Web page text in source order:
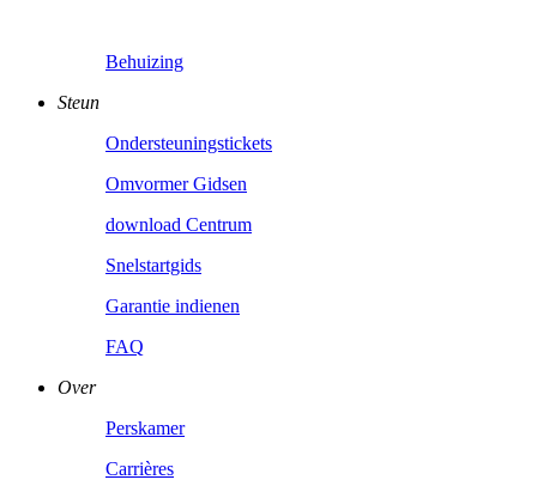
Behuizing
Steun
Ondersteuningstickets
Omvormer Gidsen
download Centrum
Snelstartgids
Garantie indienen
FAQ
Over
Perskamer
Carrières